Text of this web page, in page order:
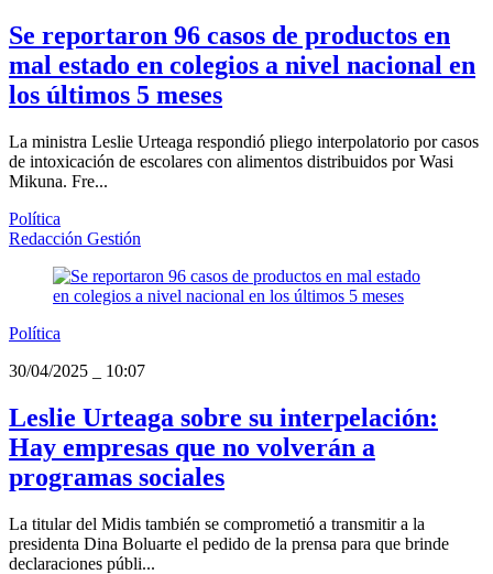
Se reportaron 96 casos de productos en
mal estado en colegios a nivel nacional en
los últimos 5 meses
La ministra Leslie Urteaga respondió pliego interpolatorio por casos
de intoxicación de escolares con alimentos distribuidos por Wasi
Mikuna. Fre...
Política
Redacción Gestión
Política
30/04/2025
10:07
Leslie Urteaga sobre su interpelación:
Hay empresas que no volverán a
programas sociales
La titular del Midis también se comprometió a transmitir a la
presidenta Dina Boluarte el pedido de la prensa para que brinde
declaraciones públi...